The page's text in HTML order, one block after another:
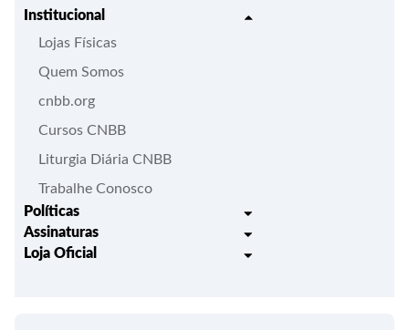
Institucional
Lojas Físicas
Quem Somos
cnbb.org
Cursos CNBB
Liturgia Diária CNBB
Trabalhe Conosco
Políticas
Trocas e Devoluções
Assinaturas
Liturgia Igreja em Oração
Loja Oficial